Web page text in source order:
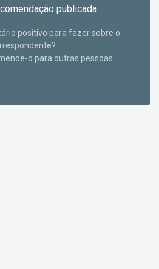
publicada
positivo para fazer sobre o
o para outras pessoas.